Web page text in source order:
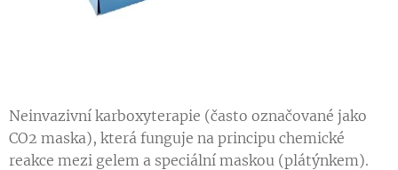
Neinvazivní karboxyterapie (často označované jako
CO2 maska), která funguje na principu chemické
reakce mezi gelem a speciální maskou (plátýnkem).